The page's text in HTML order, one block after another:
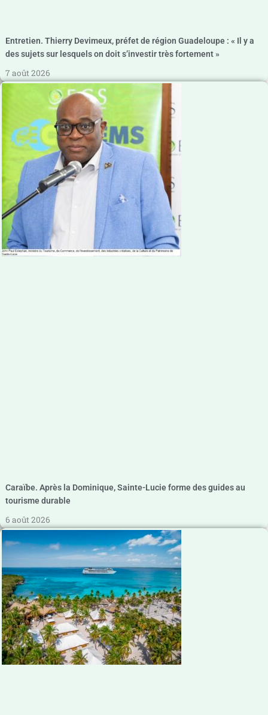
Entretien. Thierry Devimeux, préfet de région Guadeloupe : « Il y a
des sujets sur lesquels on doit s’investir très fortement »
7 août 2026
Caraïbe. Après la Dominique, Sainte-Lucie forme des guides au
tourisme durable
6 août 2026